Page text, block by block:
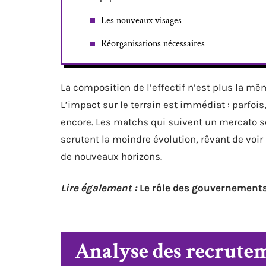
Les nouveaux visages
Réorganisations nécessaires
La composition de l’effectif n’est plus la
L’impact sur le terrain est immédiat :
encore. Les matchs qui suivent un mercato
scrutent la moindre évolution, rêvant de
de nouveaux horizons.
Lire également : Le rôle des
Analyse des